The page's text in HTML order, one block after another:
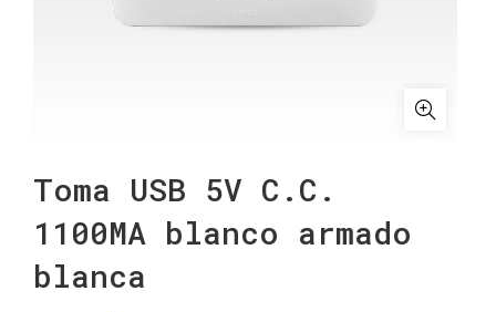
Toma USB 5V C.C.
1100MA blanco armado
blanca